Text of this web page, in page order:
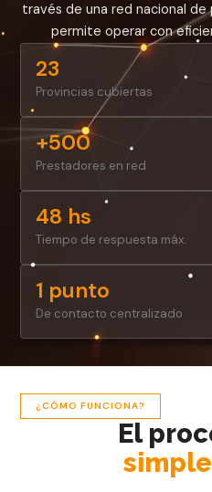
través de una red nacional
permite operar con
23
Provincias cubiertas
+500
Prestadores en red
48 hs
Tiempo de respuesta máx.
1 punto
De contacto centralizado
¿CÓMO FUNCIONA?
El